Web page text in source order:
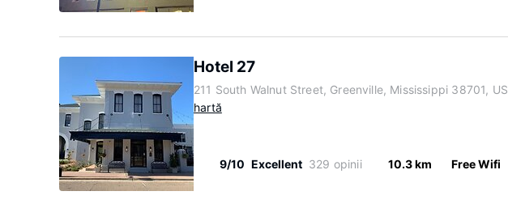
Hotel 27
211 South Walnut Street, Greenville, Mississippi 38701, US
hartă
9/10 Excellent 329 opinii 10.3 km Free Wifi